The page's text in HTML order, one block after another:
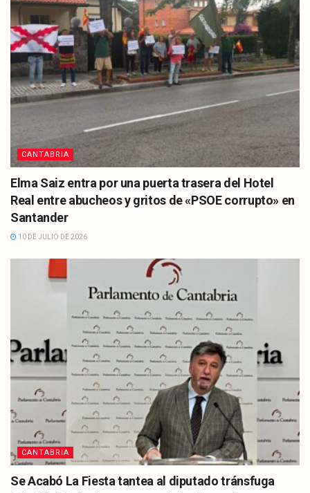
CANTABRIA
Elma Saiz entra por una puerta trasera del Hotel
Real entre abucheos y gritos de «PSOE corrupto» en
Santander
10 DE JULIO DE 2026
CANTABRIA
Se Acabó La Fiesta tantea al diputado tránsfuga